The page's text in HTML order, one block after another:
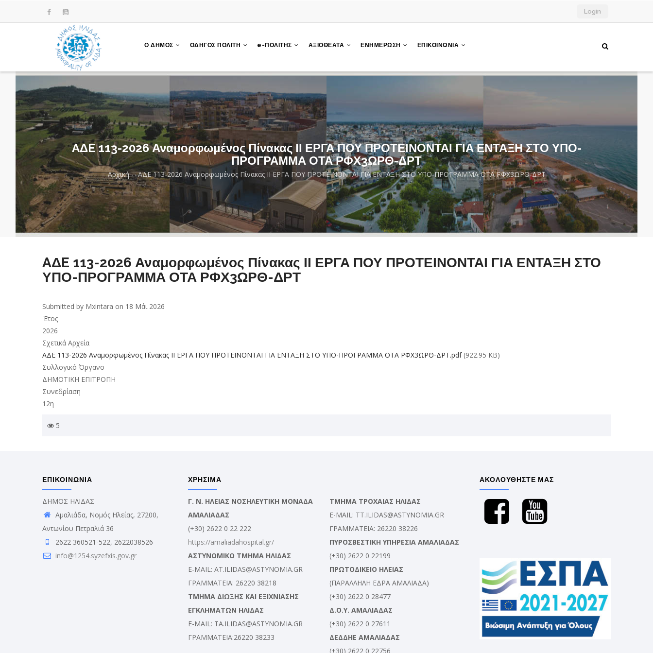
Login
Ο ΔΗΜΟΣ ΟΔΗΓΟΣ ΠΟΛΙΤΗ e-ΠΟΛΙΤΗΣ ΑΞΙΟΘΕΑΤΑ ΕΝΗΜΕΡΩΣΗ ΕΠΙΚΟΙΝΩΝΙΑ
AΔE 113-2026 Αναμορφωμένος Πίνακας ΙΙ ΕΡΓΑ ΠΟΥ ΠΡΟΤΕΙΝΟΝΤΑΙ ΓΙΑ ΕΝΤΑΞΗ ΣΤΟ ΥΠΟ-
ΠΡΟΓΡΑΜΜΑ ΟΤΑ ΡΦΧ3ΩΡΘ-ΔΡΤ
Breadcrumb
Αρχική --AΔE 113-2026 Αναμορφωμένος Πίνακας ΙΙ ΕΡΓΑ ΠΟΥ ΠΡΟΤΕΙΝΟΝΤΑΙ ΓΙΑ ΕΝΤΑΞΗ ΣΤΟ ΥΠΟ-ΠΡΟΓΡΑΜΜΑ ΟΤΑ ΡΦΧ3ΩΡΘ-ΔΡΤ
AΔE 113-2026 Αναμορφωμένος Πίνακας ΙΙ ΕΡΓΑ ΠΟΥ ΠΡΟΤΕΙΝΟΝΤΑΙ ΓΙΑ ΕΝΤΑΞΗ ΣΤΟ
ΥΠΟ-ΠΡΟΓΡΑΜΜΑ ΟΤΑ ΡΦΧ3ΩΡΘ-ΔΡΤ
Submitted by Mxintara on 18 Μάι 2026
'Ετος
2026
Σχετικά Αρχεία
AΔE 113-2026 Αναμορφωμένος Πίνακας ΙΙ ΕΡΓΑ ΠΟΥ ΠΡΟΤΕΙΝΟΝΤΑΙ ΓΙΑ ΕΝΤΑΞΗ ΣΤΟ ΥΠΟ-ΠΡΟΓΡΑΜΜΑ ΟΤΑ ΡΦΧ3ΩΡΘ-ΔΡΤ.pdf (922.95 KB)
Συλλογικό Όργανο
ΔΗΜΟΤΙΚΗ ΕΠΙΤΡΟΠΗ
Συνεδρίαση
12η
5
ΕΠΙΚΟΙΝΩΝΙΑ
ΔΗΜΟΣ ΗΛΙΔΑΣ
Αμαλιάδα, Νομός Ηλείας, 27200,
Αντωνίου Πετραλιά 36
2622 360521-522, 2622038526
info@1254.syzefxis.gov.gr
ΧΡΗΣΙΜΑ
Γ. Ν. ΗΛΕΙΑΣ ΝΟΣΗΛΕΥΤΙΚΗ ΜΟΝΑΔΑ
ΑΜΑΛΙΑΔΑΣ
(+30) 2622 0 22 222
https://amaliadahospital.gr/
ΑΣΤΥΝΟΜΙΚΟ ΤΜΗΜΑ ΗΛΙΔΑΣ
E-MAIL: AT.ILIDAS@ASTYNOMIA.GR
ΓΡΑΜΜΑΤΕΙΑ: 26220 38218
ΤΜΗΜΑ ΔΙΩΞΗΣ ΚΑΙ ΕΞΙΧΝΙΑΣΗΣ
ΕΓΚΛΗΜΑΤΩΝ ΗΛΙΔΑΣ
E-MAIL: TA.ILIDAS@ASTYNOMIA.GR
ΓΡΑΜΜΑΤΕΙΑ:26220 38233
ΤΜΗΜΑ ΤΡΟΧΑΙΑΣ ΗΛΙΔΑΣ
E-MAIL: TT.ILIDAS@ASTYNOMIA.GR
ΓΡΑΜΜΑΤΕΙΑ: 26220 38226
ΠΥΡΟΣΒΕΣΤΙΚΗ ΥΠΗΡΕΣΙΑ ΑΜΑΛΙΑΔΑΣ
(+30) 2622 0 22199
ΠΡΩΤΟΔΙΚΕΙΟ ΗΛΕΙΑΣ
(ΠΑΡΑΛΛΗΛΗ ΕΔΡΑ ΑΜΑΛΙΑΔΑ)
(+30) 2622 0 28477
Δ.Ο.Υ. ΑΜΑΛΙΑΔΑΣ
(+30) 2622 0 27611
ΔΕΔΔΗΕ ΑΜΑΛΙΑΔΑΣ
(+30) 2622 0 22756
ΑΚΟΛΟΥΘΗΣΤΕ ΜΑΣ